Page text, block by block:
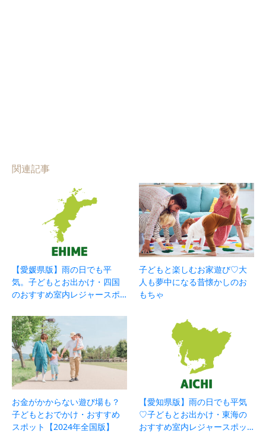
関連記事
【愛媛県版】雨の日でも平
気。子どもとお出かけ・四国
のおすすめ室内レジャースポ…
子どもと楽しむお家遊び♡大
人も夢中になる昔懐かしのお
もちゃ
お金がかからない遊び場も？
子どもとおでかけ・おすすめ
スポット【2024年全国版】
【愛知県版】雨の日でも平気
♡子どもとお出かけ・東海の
おすすめ室内レジャースポッ…